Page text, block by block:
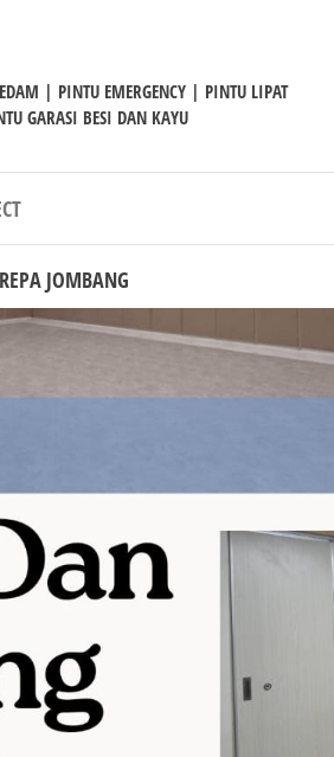
| PINTU EMERGENCY | PINTU LIPAT
GARASI BESI DAN KAYU
JOMBANG